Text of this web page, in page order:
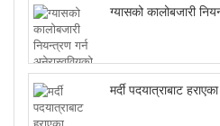
ग्यासको कालोबजारी
मर्दी पदयात्राबाट